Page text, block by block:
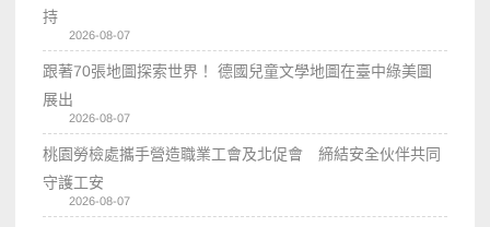
持
2026-08-07
跟著70張地圖探索世界！ 德國兒童文學地圖在臺中綠美圖
展出
2026-08-07
桃園勞檢處攜手營造職業工會及北促會 締結安全伙伴共同
守護工安
2026-08-07